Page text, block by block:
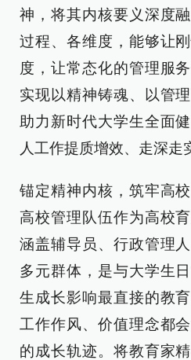
神，将其内核要义深度
过程、各维度，能够让
度，让常态化的管理服
实现以精神铸魂、以管
助力新时代大学生全面
人工作提质增效、走深走
锚定精神内核，筑牢高
高校管理队伍作为高校
涵盖辅导员、行政管理
多元群体，是与大学生
生成长影响最直接的教
工作作风、价值理念都
的成长轨迹。将教育家